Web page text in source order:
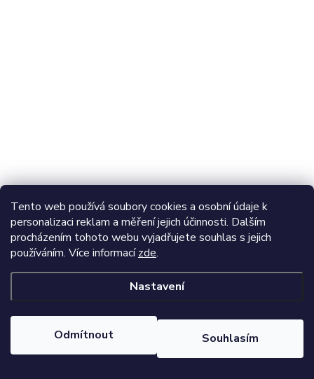
Tento web používá soubory cookies a osobní údaje k
personalizaci reklam a měření jejich účinnosti. Dalším
procházením tohoto webu vyjadřujete souhlas s jejich
používáním. Více informacízde.
Nastavení
Odmítnout Souhlasím